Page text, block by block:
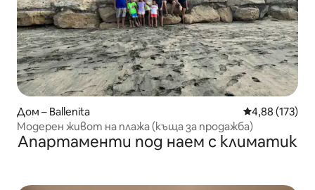
Дом – Ballenita Средна
4,88 (173)
Модерен живот на плажа (къща за продажба)
Апартаменти под наем с климатик